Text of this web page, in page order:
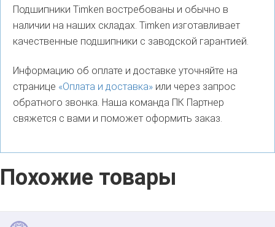
Подшипники Timken востребованы и обычно в
наличии на наших складах. Timken изготавливает
качественные подшипники с заводской гарантией.
Информацию об оплате и доставке уточняйте на
странице «Оплата и доставка» или через запрос
обратного звонка. Наша команда ПК Партнер
свяжется с вами и поможет оформить заказ.
Похожие товары